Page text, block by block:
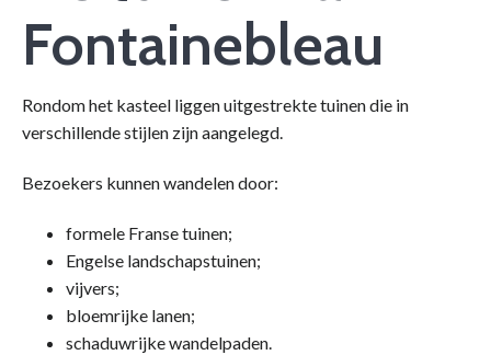
Fontainebleau
Rondom het kasteel liggen uitgestrekte tuinen die in
verschillende stijlen zijn aangelegd.
Bezoekers kunnen wandelen door:
formele Franse tuinen;
Engelse landschapstuinen;
vijvers;
bloemrijke lanen;
schaduwrijke wandelpaden.